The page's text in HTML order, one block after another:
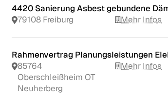
4420 Sanierung Asbest gebundene
79108 Freiburg
Mehr Infos
Rahmenvertrag Planungsleistungen
85764
Oberschleißheim OT
Neuherberg
Mehr Infos